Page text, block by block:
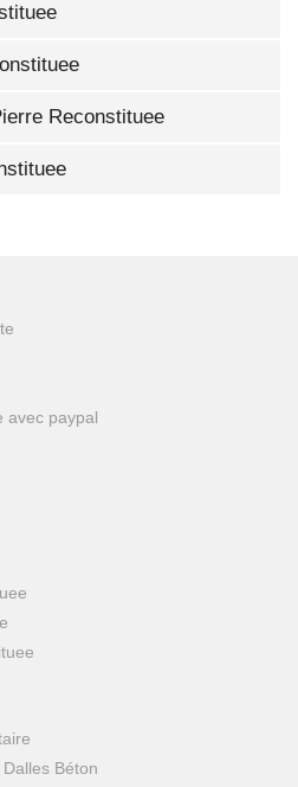
Reconstituee
avec paypal
Béton